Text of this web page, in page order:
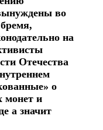
во
на
Отечества
о
монет и
а значит